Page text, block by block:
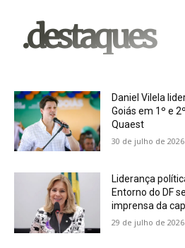
.destaques
Daniel Vilela
Goiás em 1º e
Quaest
30 de julho de 2026
Liderança
Entorno do DF
imprensa da
29 de julho de 2026